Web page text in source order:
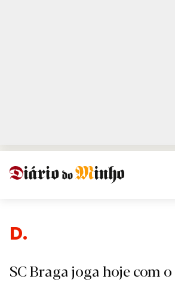
D.
SC Braga joga hoje com